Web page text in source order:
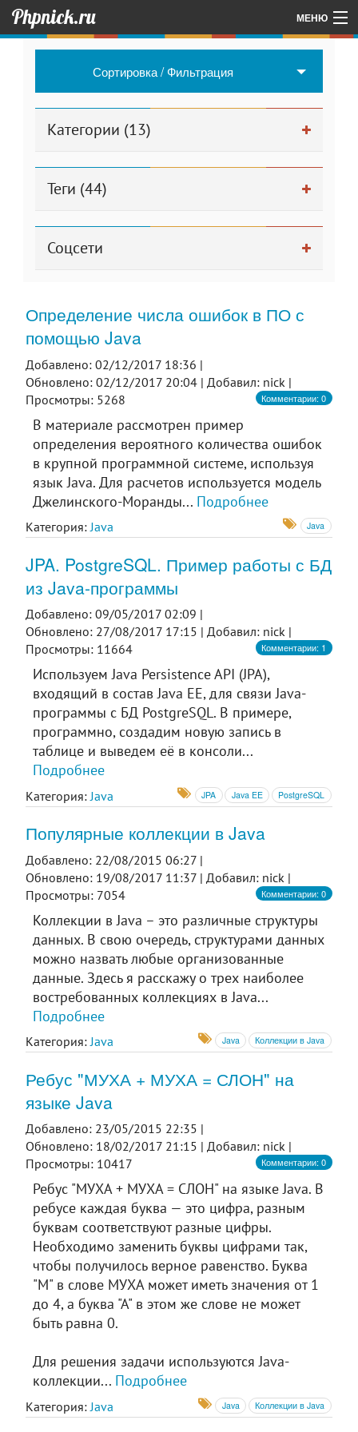
Phpnick.ru МЕНЮ
Главная
Сортировка / Фильтрация
Категории (13)
Теги (44)
Соцсети
Определение числа ошибок в ПО с
помощью Java
Добавлено: 02/12/2017 18:36 |
Обновлено: 02/12/2017 20:04 | Добавил: nick |
Просмотры: 5268
Комментарии: 0
В материале рассмотрен пример
определения вероятного количества ошибок
в крупной программной системе, используя
язык Java. Для расчетов используется модель
Джелинского-Моранды... Подробнее
Категория:Java Java
JPA. PostgreSQL. Пример работы с БД
из Java-программы
Добавлено: 09/05/2017 02:09 |
Обновлено: 27/08/2017 17:15 |Добавил: nick |
Просмотры: 11664
Комментарии: 1
Используем Java Persistence API (JPA),
входящий в состав Java EE, для связи Java-
программы с БД PostgreSQL. В примере,
программно, создадим новую запись в
таблице и выведем её в консоли...
Подробнее
Категория: Java JPA Java EE PostgreSQL
Популярные коллекции в Java
Добавлено: 22/08/2015 06:27 |
Обновлено: 19/08/2017 11:37 | Добавил: nick |
Просмотры: 7054
Комментарии: 0
Коллекции в Java – это различные структуры
данных. В свою очередь, структурами данных
можно назвать любые организованные
данные. Здесь я расскажу о трех наиболее
востребованных коллекциях в Java...
Подробнее
Категория:Java Java Коллекции в Java
Ребус "МУХА + МУХА = СЛОН" на
языке Java
Добавлено: 23/05/2015 22:35 |
Обновлено: 18/02/2017 21:15 |Добавил: nick |
Просмотры: 10417
Комментарии: 0
Ребус "МУХА + МУХА = СЛОН" на языке Java. В
ребусе каждая буква — это цифра, разным
буквам соответствуют разные цифры.
Необходимо заменить буквы цифрами так,
чтобы получилось верное равенство. Буква
"М" в слове МУХА может иметь значения от 1
до 4, а буква "А" в этом же слове не может
быть равна 0.
Для решения задачи используются Java-
коллекции... Подробнее
Категория: Java Java Коллекции в Java